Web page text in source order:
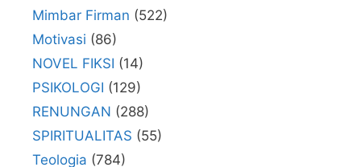
Mimbar Firman (522)
Motivasi (86)
NOVEL FIKSI (14)
PSIKOLOGI (129)
RENUNGAN (288)
SPIRITUALITAS (55)
Teologia (784)